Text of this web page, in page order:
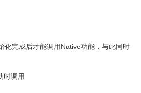
化完成后才能调用Native功能，与此同时
时调用